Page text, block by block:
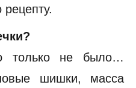
не было…
шишки, масса